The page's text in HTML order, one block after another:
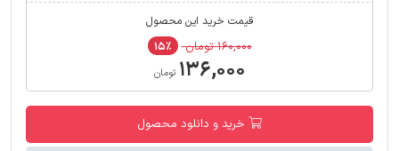
قیمت خرید این محصول
۱۶۰,۰۰۰ تومان ۱۵٪
۱۳۶,۰۰۰ تومان
خرید و دانلود محصول